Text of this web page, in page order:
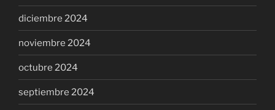
diciembre 2024
noviembre 2024
octubre 2024
septiembre 2024